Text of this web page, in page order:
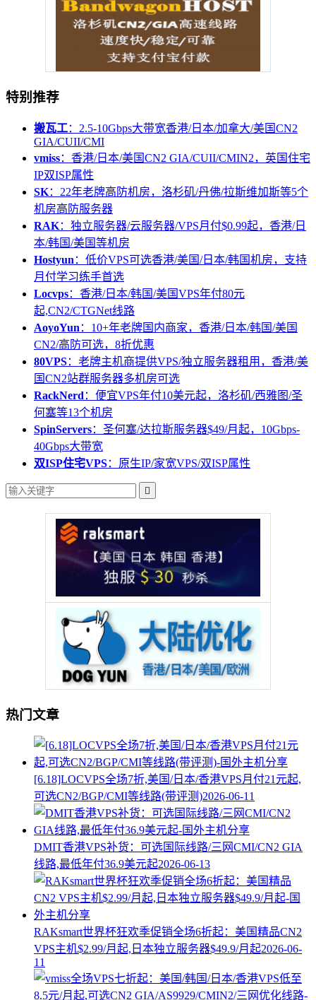
特别推荐
搬瓦工：2.5-10Gbps大带宽香港/日本/加拿大/美国CN2
GIA/CUII/CMI
vmiss：香港/日本/美国CN2 GIA/CUII/CMIN2，英国住宅
IP双ISP属性
SK：22年老牌高防机房，洛杉矶/丹佛/拉斯维加斯等5个
机房高防服务器
RAK：独立服务器/云服务器/VPS月付$0.99起，香港/日
本/韩国/美国等机房
Hostyun ：低价VPS可选香港/美国/日本/韩国机房，支持
月付学习练手首选
Locvps：香港/日本/韩国/美国VPS年付80元
起,CN2/CTGNet线路
AoyoYun ：10+年老牌国内商家，香港/日本/韩国/美国
CN2/高防可选，8折优惠
80VPS：老牌主机商提供VPS/独立服务器租用，香港/美
国CN2站群服务器多机房可选
RackNerd ：便宜VPS年付10美元起，洛杉矶/西雅图/圣
何塞等13个机房
SpinServers：圣何塞/达拉斯服务器$49/月起，10Gbps-
40Gbps大带宽
双ISP住宅VPS：原生IP/家宽VPS/双ISP属性

热门文章
[6.18]LOCVPS全场7折,美国/日本/香港VPS月付21元起,
可选CN2/BGP/CMI等线路(带评测)2026-06-11
DMIT香港VPS补货：可选国际线路/三网CMI/CN2 GIA
线路,最低年付36.9美元起2026-06-13
RAKsmart世界杯狂欢季促销全场6折起：美国精品CN2
VPS主机$2.99/月起,日本独立服务器$49.9/月起2026-06-
11